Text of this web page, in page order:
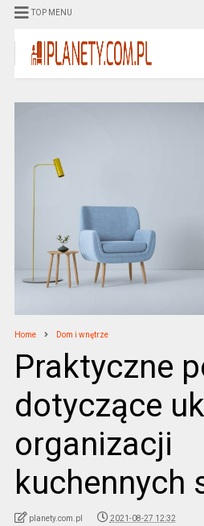
TOP MENU
Home Dom i wnętrze
Praktyczne
dotyczące
organizacji
kuchennych
planety.com.pl 2021-08-27 12:32